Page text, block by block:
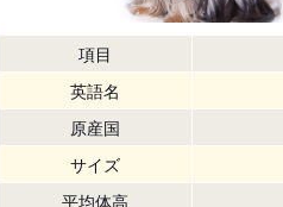
項目
英語名
原産国
サイズ
平均体高